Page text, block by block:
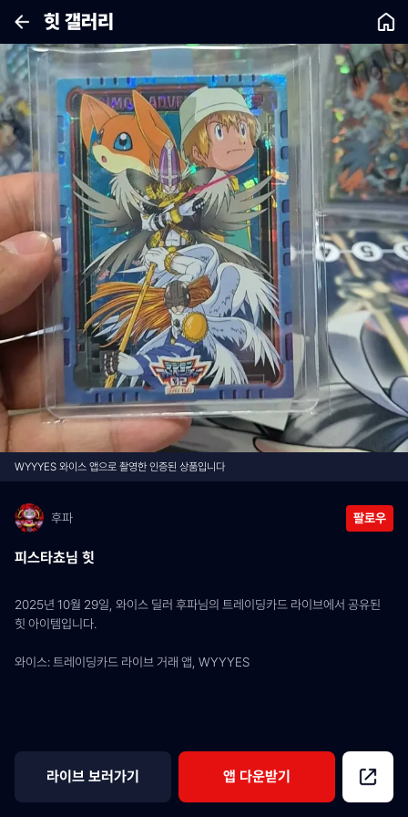
힛 갤러리
WYYYES 와이스 앱으로 촬영한 인증된 상품입니다
후파 팔로우
피스타쵸님 힛
2025년 10월 29일, 와이스 딜러 후파님의 트레이딩카드 라이브에서 공유된
힛 아이템입니다.
와이스: 트레이딩카드 라이브 거래 앱, WYYYES
라이브 보러가기 앱 다운받기